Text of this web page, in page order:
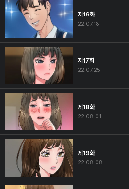
제16화
22.07.18
제17화
22.07.25
제18화
22.08.01
제19화
22.08.08